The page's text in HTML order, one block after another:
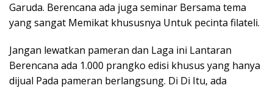
Garuda. Berencana ada juga seminar Bersama tema
yang sangat Memikat khususnya Untuk pecinta filateli.
Jangan lewatkan pameran dan Laga ini Lantaran
Berencana ada 1.000 prangko edisi khusus yang hanya
dijual Pada pameran berlangsung. Di Di Itu, ada